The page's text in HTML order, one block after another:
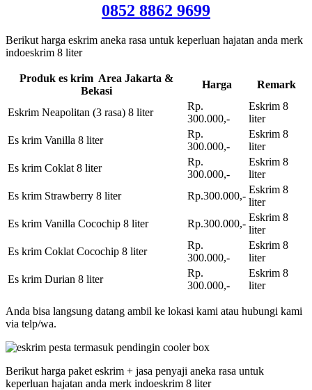
0852 8862 9699
Berikut harga eskrim aneka rasa untuk keperluan hajatan anda merk
indoeskrim 8 liter
Produk es krim Area Jakarta &
Bekasi
Harga Remark
Eskrim Neapolitan (3 rasa) 8 liter
Rp.
300.000,-
Eskrim 8
liter
Es krim Vanilla 8 liter
Rp.
300.000,-
Eskrim 8
liter
Es krim Coklat 8 liter
Rp.
300.000,-
Eskrim 8
liter
Es krim Strawberry 8 liter
Rp.300.000,-
Eskrim 8
liter
Es krim Vanilla Cocochip 8 liter
Rp.300.000,-
Eskrim 8
liter
Es krim Coklat Cocochip 8 liter
Rp.
300.000,-
Eskrim 8
liter
Es krim Durian 8 liter
Rp.
300.000,-
Eskrim 8
liter
Anda bisa langsung datang ambil ke lokasi kami atau hubungi kami
via telp/wa.
Berikut harga paket eskrim + jasa penyaji aneka rasa untuk
keperluan hajatan anda merk indoeskrim 8 liter